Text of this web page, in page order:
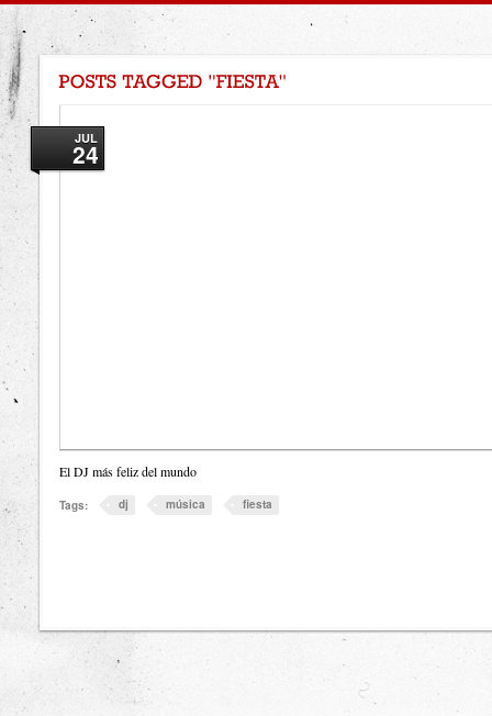
JUL
24
El DJ más feliz del mundo
Tags: dj música fiesta